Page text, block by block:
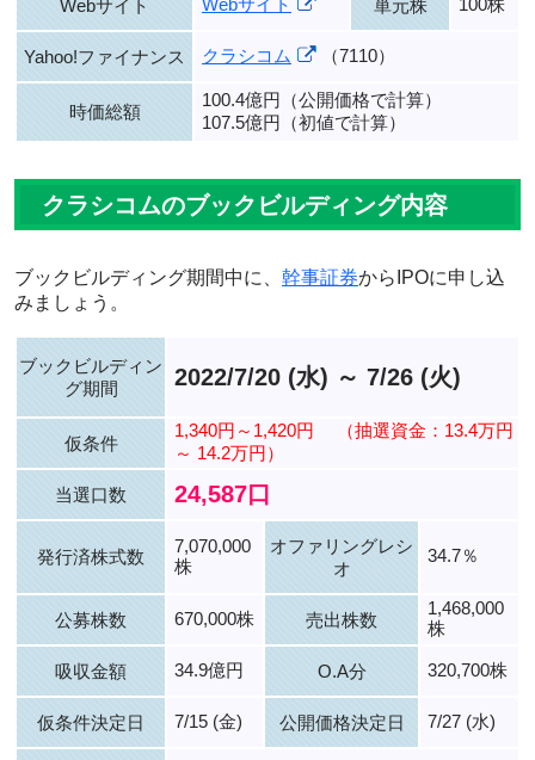
Webサイト Webサイト 単元株 100株
Yahoo!ファイナンス クラシコム （7110）
時価総額
100.4億円（公開価格で計算）
107.5億円（初値で計算）
クラシコムのブックビルディング内容
ブックビルディング期間中に、 幹事証券からIPOに申し込
みましょう。
ブックビルディン
グ期間
2022/7/20 (水) ～ 7/26 (火)
仮条件
1,340円～1,420円
（抽選資金：13.4万円
～ 14.2万円）
当選口数 24,587口
発行済株式数
7,070,000
株
オファリングレシ
オ
34.7％
公募株数 670,000株 売出株数
1,468,000
株
吸収金額 34.9億円 O.A分 320,700株
仮条件決定日 7/15 (金) 公開価格決定日 7/27 (水)